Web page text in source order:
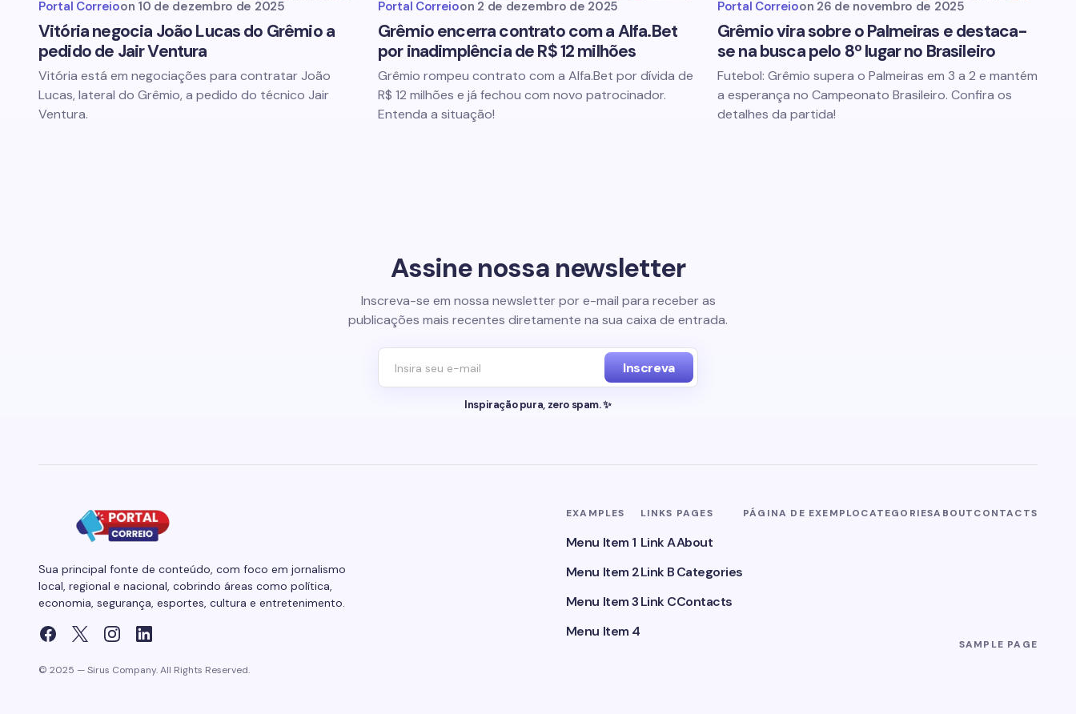
Portal Correioon 10 de dezembro de 2025
Vitória negocia João Lucas do Grêmio a
pedido de Jair Ventura
Vitória está em negociações para contratar João
Lucas, lateral do Grêmio, a pedido do técnico Jair
Ventura.
Portal Correioon 2 de dezembro de 2025
Grêmio encerra contrato com a Alfa.Bet
por inadimplência de R$ 12 milhões
Grêmio rompeu contrato com a Alfa.Bet por dívida de
R$ 12 milhões e já fechou com novo patrocinador.
Entenda a situação!
Portal Correioon 26 de novembro de 2025
Grêmio vira sobre o Palmeiras e destaca-
se na busca pelo 8º lugar no Brasileiro
Futebol: Grêmio supera o Palmeiras em 3 a 2 e mantém
a esperança no Campeonato Brasileiro. Confira os
detalhes da partida!
Assine nossa newsletter
Inscreva-se em nossa newsletter por e-mail para receber as
publicações mais recentes diretamente na sua caixa de entrada.
Inscreva
Inspiração pura, zero spam. ✨
Sua principal fonte de conteúdo, com foco em jornalismo
local, regional e nacional, cobrindo áreas como política,
economia, segurança, esportes, cultura e entretenimento.
EXAMPLES
Menu Item 1
Menu Item 2
Menu Item 3
Menu Item 4
LINKS
Link A
Link B
Link C
PAGES
About
Categories
Contacts
PÁGINA DE EXEMPLOCATEGORIESABOUTCONTACTS
SAMPLE PAGE
© 2025 — Sirus Company. All Rights Reserved.